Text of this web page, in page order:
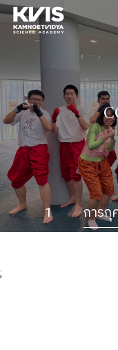
เกี่ยวกับเรา
วิจัยผลสัมฤทธิ์ทาง
ข่าวสาร
เเคมปัสไลฟ์
คอมมูนิตี้
ติดต่อเรา
1 การกุ
;